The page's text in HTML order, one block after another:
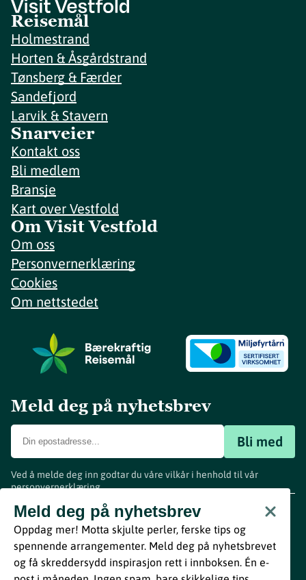
Reisemål
Holmestrand
Horten & Åsgårdstrand
Tønsberg & Færder
Sandefjord
Larvik & Stavern
Snarveier
Kontakt oss
Bli medlem
Bransje
Kart over Vestfold
Om Visit Vestfold
Om oss
Personvernerklæring
Cookies
Om nettstedet
Meld deg på nyhetsbrev
Bli med
Ved å melde deg inn godtar du våre vilkår i henhold til vår
personvernerklæring.
Meld deg på nyhetsbrev
Oppdag mer! Motta skjulte perler, ferske tips og
spennende arrangementer. Meld deg på nyhetsbrevet
og få skreddersydd inspirasjon rett i innboksen. Én e-
www.visitvestfold.com
Turistinformasjon
Vestfold Fylkeskommune
ByBreakfast